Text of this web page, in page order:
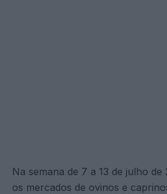
Na semana de 7 a 13 de julho de
os mercados de ovinos e